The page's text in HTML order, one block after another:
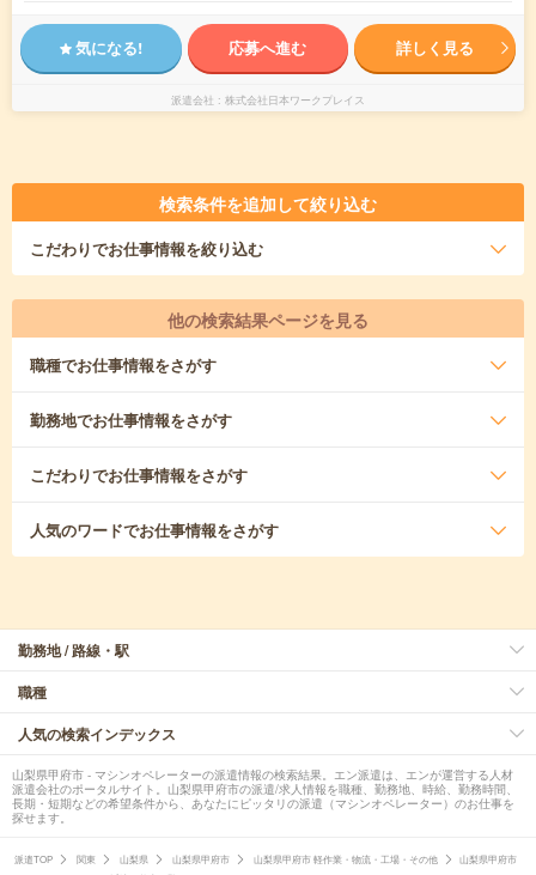
気になる! 応募へ進む 詳しく見る
派遣会社 株式会社日本ワークプレイス
検索条件を追加して絞り込む
こだわりでお仕事情報を絞り込む
他の検索結果ページを見る
職種でお仕事情報をさがす
勤務地でお仕事情報をさがす
こだわりでお仕事情報をさがす
人気のワードでお仕事情報をさがす
勤務地 / 路線・駅
職種
人気の検索インデックス
山梨県甲府市 - マシンオペレーターの派遣情報の検索結果。エン派遣は、エンが運営する人材
派遣会社のポータルサイト。山梨県甲府市の派遣/求人情報を職種、勤務地、時給、勤務時間、
長期・短期などの希望条件から、あなたにピッタリの派遣（マシンオペレーター）のお仕事を
探せます。
派遣TOP 関東 山梨県 山梨県甲府市 山梨県甲府市 軽作業・物流・工場・その他
山梨県甲府市